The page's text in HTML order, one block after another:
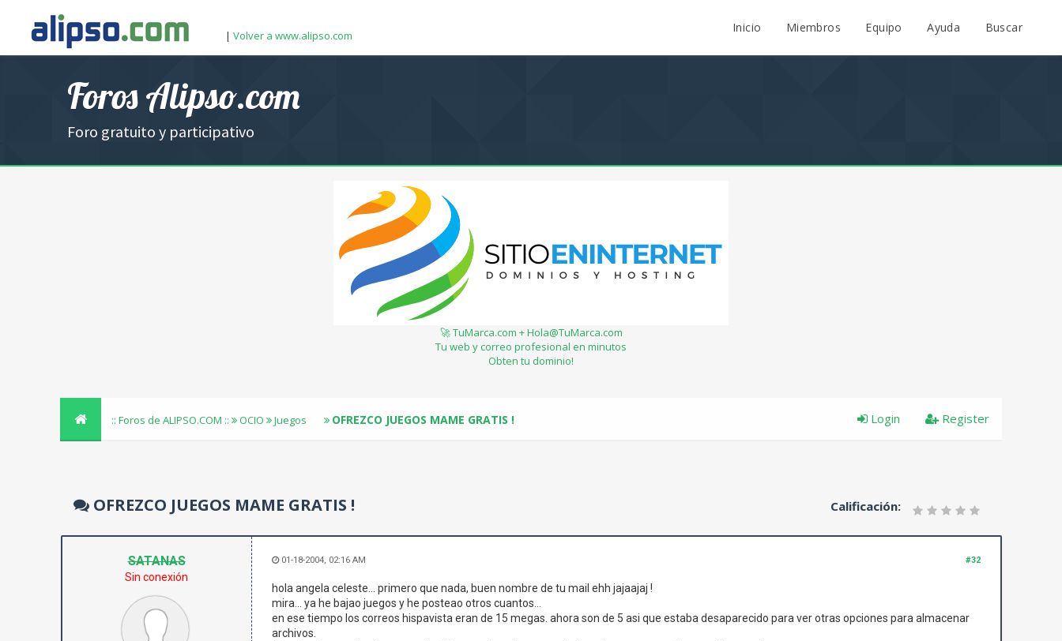
| Volver a www.alipso.com
Inicio Miembros Equipo Ayuda Buscar
Foros Alipso.com
Foro gratuito y participativo
🚀 TuMarca.com + Hola@TuMarca.com
Tu web y correo profesional en minutos
Obten tu dominio!
:: Foros de ALIPSO.COM :: OCIO Juegos OFREZCO JUEGOS MAME GRATIS ! Register
Login
Calificación:
OFREZCO JUEGOS MAME GRATIS !
SATANAS
Sin conexión
#32
01-18-2004, 02:16 AM
hola angela celeste... primero que nada, buen nombre de tu mail ehh jajaajaj !
mira... ya he bajao juegos y he posteao otros cuantos...
en ese tiempo los correos hispavista eran de 15 megas. ahora son de 5 asi que estaba desaparecido para ver otras opciones para almacenar
archivos.